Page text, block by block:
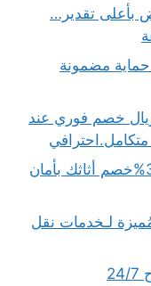
بأعلى تقدير…
بـ35%خصم حماية مضمونة
نقل عفش بحي السويدي..100ريال خصم فوري عند
نقل عفش من جدة الى الرياض بـ35%خصم أثاثك بأمان
لـخدمات نقل
شراء مكيفات مستعمله بالرياض متاح 24/7